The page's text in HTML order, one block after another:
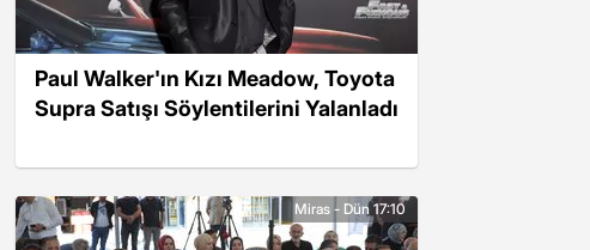
Paul Walker'ın Kızı Meadow, Toyota
Supra Satışı Söylentilerini Yalanladı
Miras - Dün 17:10